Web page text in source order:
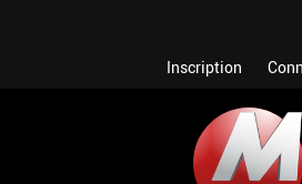
Inscription